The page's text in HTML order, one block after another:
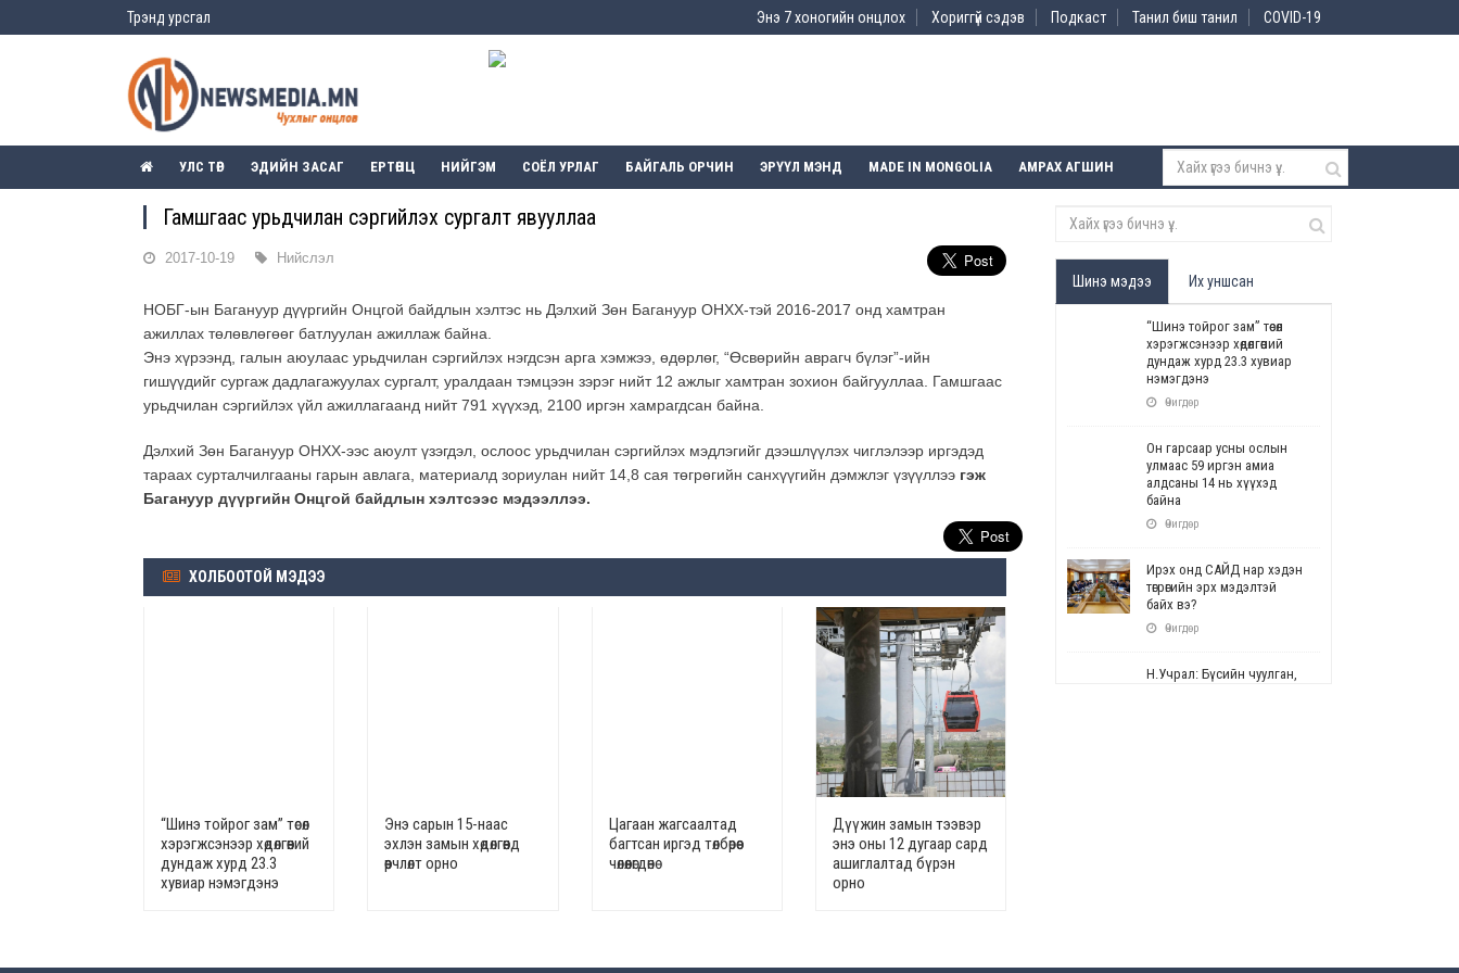
Трэнд урсгал Энэ 7 хоногийн онцлох Хориггүй сэдэв Подкаст Танил биш танил COVID-19
УЛС ТӨР ЭДИЙН ЗАСАГ ЕРТӨНЦ НИЙГЭМ СОЁЛ УРЛАГ БАЙГАЛЬ ОРЧИН ЭРҮҮЛ МЭНД MADE IN MONGOLIA АМРАХ АГШИН
Гамшгаас урьдчилан сэргийлэх сургалт явууллаа
2017-10-19 Нийслэл
НОБГ-ын Багануур дүүргийн Онцгой байдлын хэлтэс нь Дэлхий Зөн Багануур ОНХХ-тэй 2016-2017 онд хамтран
ажиллах төлөвлөгөөг батлуулан ажиллаж байна.
Энэ хүрээнд, галын аюулаас урьдчилан сэргийлэх нэгдсэн арга хэмжээ, өдөрлөг, “Өсвөрийн аврагч бүлэг”-ийн
гишүүдийг сургаж дадлагажуулах сургалт, уралдаан тэмцээн зэрэг нийт 12 ажлыг хамтран зохион байгууллаа. Гамшгаас
урьдчилан сэргийлэх үйл ажиллагаанд нийт 791 хүүхэд, 2100 иргэн хамрагдсан байна.
Дэлхий Зөн Багануур ОНХХ-ээс аюулт үзэгдэл, ослоос урьдчилан сэргийлэх мэдлэгийг дээшлүүлэх чиглэлээр иргэдэд
тараах сурталчилгааны гарын авлага, материалд зориулан нийт 14,8 сая төгрөгийн санхүүгийн дэмжлэг үзүүллээ гэж
Багануур дүүргийн Онцгой байдлын хэлтсээс мэдээллээ.
ХОЛБООТОЙ МЭДЭЭ
“Шинэ тойрог зам” төсөл
хэрэгжсэнээр хөдөлгөөний
дундаж хурд 23.3
хувиар нэмэгдэнэ
Энэ сарын 15-наас
эхлэн замын хөдөлгөөнд
өөрчлөлт орно
Цагаан жагсаалтад
багтсан иргэд төлбөрөөс
чөлөөлөгдөнө
Дүүжин замын тээвэр
энэ оны 12 дугаар сард
ашиглалтад бүрэн
орно
Шинэ мэдээ Их уншсан
“Шинэ тойрог зам” төсөл
хэрэгжсэнээр хөдөлгөөний
дундаж хурд 23.3 хувиар
нэмэгдэнэ
Өчигдөр
Он гарсаар усны ослын
улмаас 59 иргэн амиа
алдсаны 14 нь хүүхэд
байна
Өчигдөр
Ирэх онд САЙД нар хэдэн
төгрөгийн эрх мэдэлтэй
байх вэ?
Өчигдөр
Н.Учрал: Бүсийн чуулган,